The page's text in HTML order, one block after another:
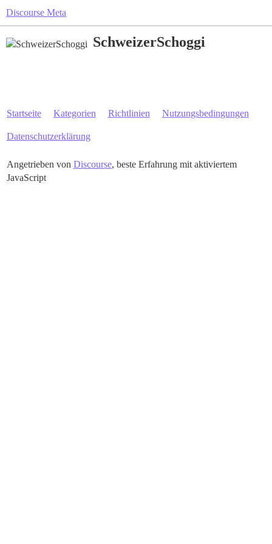
Discourse Meta
SchweizerSchoggi
Startseite Kategorien Richtlinien Nutzungsbedingungen
Datenschutzerklärung
Angetrieben von Discourse, beste Erfahrung mit aktiviertem
JavaScript